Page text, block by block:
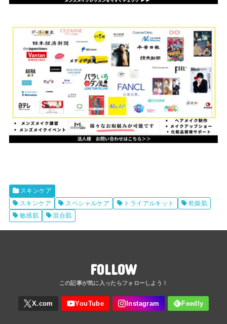
スキンケア
スキンケア
スペシャルケア トライアルキット
乾燥肌
敏感肌
混合肌
FOLLOW